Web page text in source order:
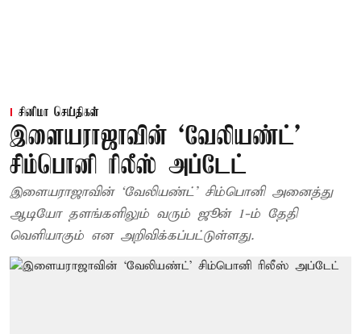
சினிமா செய்திகள்
இளையராஜாவின் ‘வேலியண்ட்’
சிம்பொனி ரிலீஸ் அப்டேட்
இளையராஜாவின் ‘வேலியண்ட்’ சிம்பொனி அனைத்து
ஆடியோ தளங்களிலும் வரும் ஜூன் 1-ம் தேதி
வெளியாகும் என அறிவிக்கப்பட்டுள்ளது.